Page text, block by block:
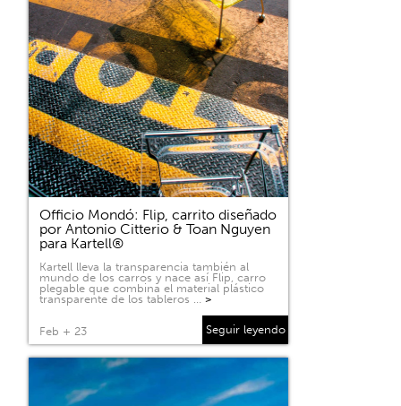
Officio Mondó: Flip, carrito diseñado
por Antonio Citterio & Toan Nguyen
para Kartell®
Kartell lleva la transparencia también al
mundo de los carros y nace así Flip, carro
plegable que combina el material plástico
transparente de los tableros … >
Feb + 23 Seguir leyendo